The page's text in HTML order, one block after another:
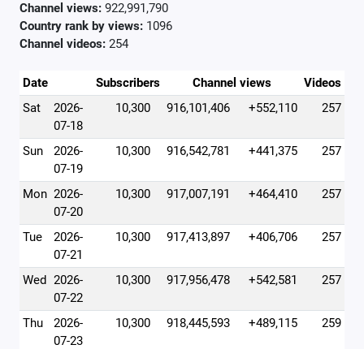
Channel views: 922,991,790
Country rank by views: 1096
Channel videos: 254
Date Subscribers Channel views
Videos
Sat
2026-
07-18
10,300 916,101,406 +552,110 257
Sun
2026-
07-19
10,300 916,542,781 +441,375 257
Mon 2026-
07-20
10,300 917,007,191 +464,410 257
Tue
2026-
07-21
10,300 917,413,897 +406,706 257
Wed 2026-
07-22
10,300 917,956,478 +542,581 257
Thu
2026-
07-23
10,300 918,445,593 +489,115 259